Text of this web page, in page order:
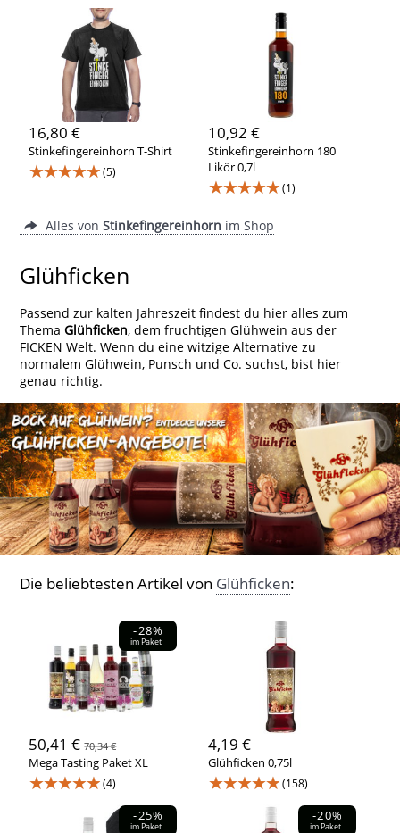
16,80 €
Stinkefingereinhorn T-Shirt
★★★★★(5)
10,92 €
Stinkefingereinhorn 180
Likör 0,7l
★★★★★(1)
Alles vonStinkefingereinhorn im Shop
Glühficken
Passend zur kalten Jahreszeit findest du hier alles zum
ThemaGlühficken, dem fruchtigen Glühwein aus der
FICKEN Welt. Wenn du eine witzige Alternative zu
normalem Glühwein, Punsch und Co. suchst, bist hier
genau richtig.
Die beliebtesten Artikel von Glühficken:
-28%
im Paket
50,41 €70,34 €
Mega Tasting Paket XL
★★★★★(4)
4,19 €
Glühficken 0,75l
★★★★★(158)
-25%
im Paket
-20%
im Paket